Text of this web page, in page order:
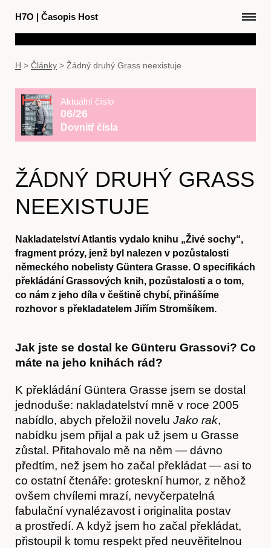
H7O | Časopis Host
H > Články > Žádný druhý Grass neexistuje
Aktuální číslo
06/26
Dovnitř čísla
ŽÁDNÝ DRUHÝ GRASS
NEEXISTUJE
Nakladatelství Atlantis vydalo knihu „Živé sochy“,
fragment prózy, jenž byl nalezen v pozůstalosti
německého nobelisty Güntera Grasse. O specifikách
překládání Grassových knih, pozůstalosti a o tom,
co nám z jeho díla v češtině chybí, přinášíme
rozhovor s překladatelem Jiřím Stromšíkem.
Jak jste se dostal ke Günteru Grassovi? Co
máte na jeho knihách rád?
K překládání Güntera Grasse jsem se dostal
jednoduše: nakladatelství mně v roce 2005
nabídlo, abych přeložil novelu Jako rak,
nabídku jsem přijal a pak už jsem u Grasse
zůstal. Přitahovalo mě na něm — dávno
předtím, než jsem ho začal překládat — asi to
co ostatní čtenáře: groteskní humor, z něhož
ovšem chvílemi mrazí, nevyčerpatelná
fabulační vynalézavost i originalita postav
a prostředí. A když jsem ho začal překládat,
přistoupil k tomu respekt před neuvěřitelnou